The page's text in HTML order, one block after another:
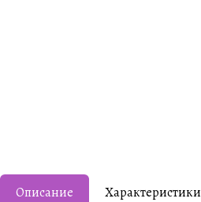
Описание Характеристики